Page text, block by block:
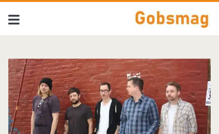
Tag:
<span>The
Roseline</span>